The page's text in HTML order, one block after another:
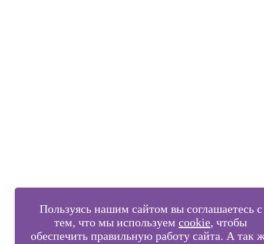
Пользуясь нашим сайтом вы соглашаетесь с
тем, что мы используем cookie, чтобы
обеспечить правильную работу сайта. А так